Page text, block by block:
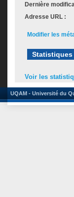
Dernière
Adresse URL :
Modifier les
Statistiques
Voir les
UQAM - Université du